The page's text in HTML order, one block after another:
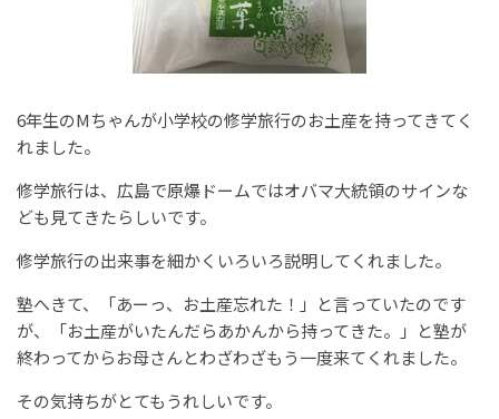
6年生のMちゃんが小学校の修学旅行のお土産を持ってきてく
れました。
修学旅行は、広島で原爆ドームではオバマ大統領のサインな
ども見てきたらしいです。
修学旅行の出来事を細かくいろいろ説明してくれました。
塾へきて、「あーっ、お土産忘れた！」と言っていたのです
が、「お土産がいたんだらあかんから持ってきた。」と塾が
終わってからお母さんとわざわざもう一度来てくれました。
その気持ちがとてもうれしいです。